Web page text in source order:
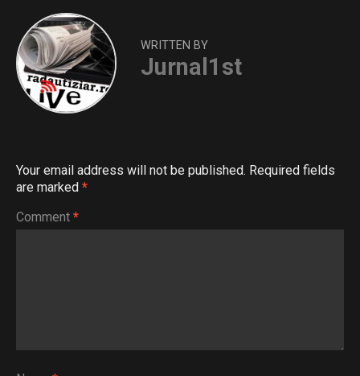
WRITTEN BY
Jurnal1st
Your email address will not be published. Required fields
are marked *
Comment *